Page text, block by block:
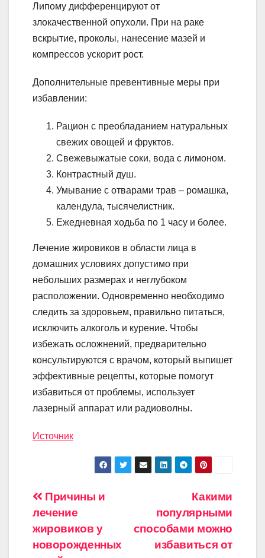
Липому дифференцируют от
злокачественной опухоли. При на раке
вскрытие, проколы, нанесение мазей и
компрессов ускорит рост.
Дополнительные превентивные меры при
избавлении:
Рацион с преобладанием натуральных
свежих овощей и фруктов.
Свежевыжатые соки, вода с лимоном.
Контрастный душ.
Умывание с отварами трав – ромашка,
календула, тысячелистник.
Ежедневная ходьба по 1 часу и более.
Лечение жировиков в области лица в
домашних условиях допустимо при
небольших размерах и неглубоком
расположении. Одновременно необходимо
следить за здоровьем, правильно питаться,
исключить алкоголь и курение. Чтобы
избежать осложнений, предварительно
консультируются с врачом, который выпишет
эффективные рецепты, которые помогут
избавиться от проблемы, использует
лазерный аппарат или радиоволны.
Источник
Навигация
по
записям
Какими
популярными
способами можно
избавиться от
Причины и
лечение
жировиков у
новорожденных